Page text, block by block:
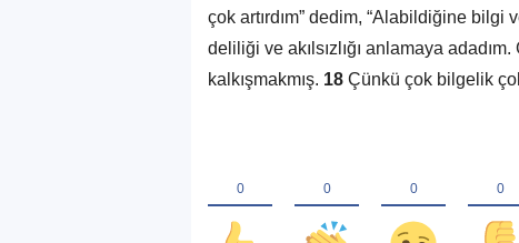
çok artırdım” dedim, “Alabildiğine bilgi
deliliği ve akılsızlığı anlamaya
kalkışmakmış. 18 Çünkü çok bilgelik